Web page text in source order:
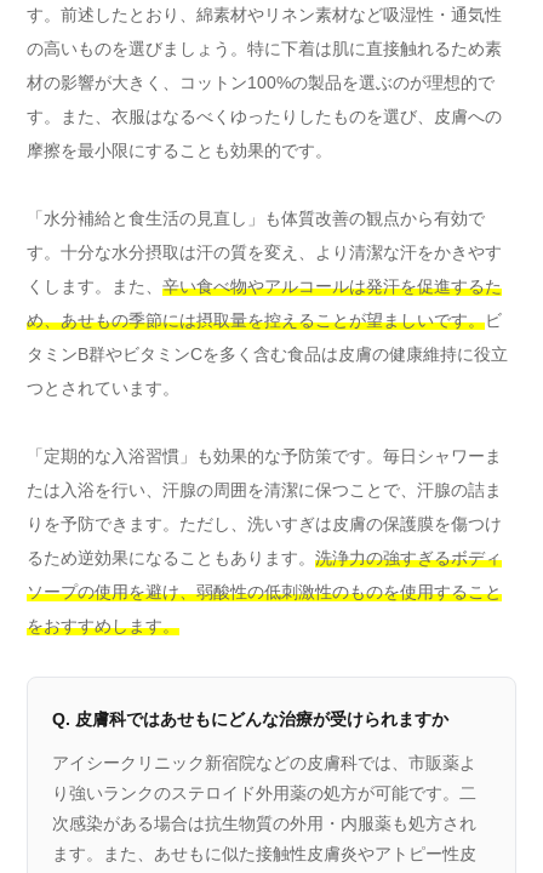
す。前述したとおり、綿素材やリネン素材など吸湿性・通気性
の高いものを選びましょう。特に下着は肌に直接触れるため素
材の影響が大きく、コットン100%の製品を選ぶのが理想的で
す。また、衣服はなるべくゆったりしたものを選び、皮膚への
摩擦を最小限にすることも効果的です。
「水分補給と食生活の見直し」も体質改善の観点から有効で
す。十分な水分摂取は汗の質を変え、より清潔な汗をかきやす
くします。また、 辛い食べ物やアルコールは発汗を促進するた
め、あせもの季節には摂取量を控えることが望ましいです。ビ
タミンB群やビタミンCを多く含む食品は皮膚の健康維持に役立
つとされています。
「定期的な入浴習慣」も効果的な予防策です。毎日シャワーま
たは入浴を行い、汗腺の周囲を清潔に保つことで、汗腺の詰ま
りを予防できます。ただし、洗いすぎは皮膚の保護膜を傷つけ
るため逆効果になることもあります。 洗浄力の強すぎるボディ
ソープの使用を避け、弱酸性の低刺激性のものを使用すること
をおすすめします。
Q. 皮膚科ではあせもにどんな治療が受けられますか
アイシークリニック新宿院などの皮膚科では、市販薬よ
り強いランクのステロイド外用薬の処方が可能です。二
次感染がある場合は抗生物質の外用・内服薬も処方され
ます。また、あせもに似た接触性皮膚炎やアトピー性皮